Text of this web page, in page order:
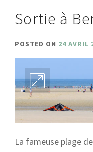
Sortie à
POSTED ON 24 AVRIL
La fameuse plage